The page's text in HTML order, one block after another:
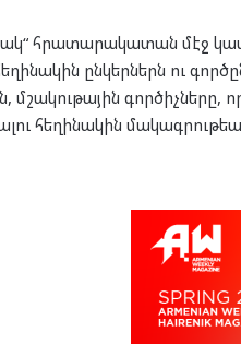
հրա­տա­րա­կա­տան մէջ
ըն­կեր­ներն ու
մշա­կու­թա­յին գոր­ծիչ­նե­րը,
հե­ղի­նա­կին